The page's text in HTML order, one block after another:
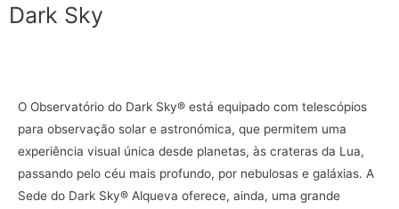
Dark Sky
O Observatório do Dark Sky® está equipado com telescópios
para observação solar e astronómica, que permitem uma
experiência visual única desde planetas, às crateras da Lua,
passando pelo céu mais profundo, por nebulosas e galáxias. A
Sede do Dark Sky® Alqueva oferece, ainda, uma grande